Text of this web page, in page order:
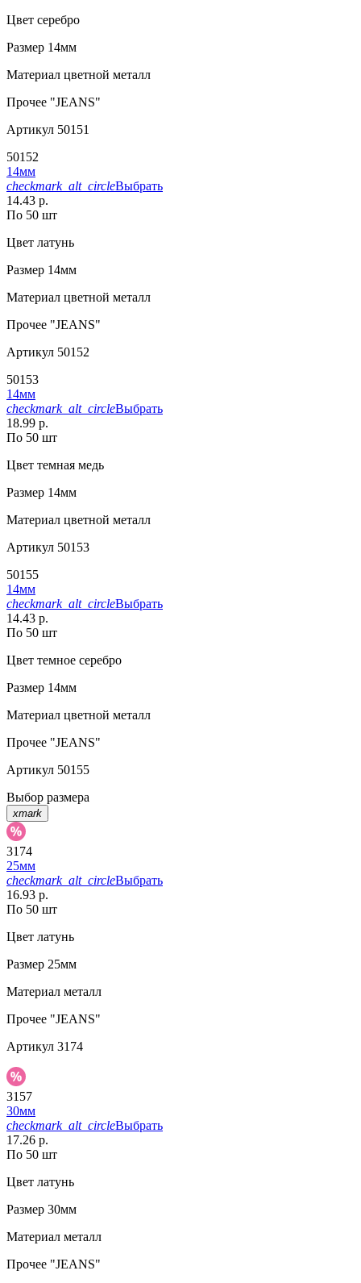
Цвет серебро
Размер 14мм
Материал цветной металл
Прочее "JEANS"
Артикул 50151
50152
14мм
checkmark_alt_circleВыбрать
14.43 р.
По 50 шт
Цвет латунь
Размер 14мм
Материал цветной металл
Прочее "JEANS"
Артикул 50152
50153
14мм
checkmark_alt_circleВыбрать
18.99 р.
По 50 шт
Цвет темная медь
Размер 14мм
Материал цветной металл
Артикул 50153
50155
14мм
checkmark_alt_circleВыбрать
14.43 р.
По 50 шт
Цвет темное серебро
Размер 14мм
Материал цветной металл
Прочее "JEANS"
Артикул 50155
Выбор размера
xmark
3174
25мм
checkmark_alt_circleВыбрать
16.93 р.
По 50 шт
Цвет латунь
Размер 25мм
Материал металл
Прочее "JEANS"
Артикул 3174
3157
30мм
checkmark_alt_circleВыбрать
17.26 р.
По 50 шт
Цвет латунь
Размер 30мм
Материал металл
Прочее "JEANS"